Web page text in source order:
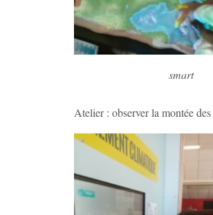
smart
Atelier : observer la montée